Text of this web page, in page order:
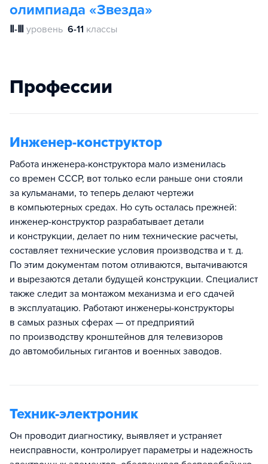
олимпиада «Звезда»
Ⅱ-Ⅲ уровень 6-11 классы
Профессии
Инженер-конструктор
Работа инженера-конструктора мало изменилась
со времен СССР, вот только если раньше они стояли
за кульманами, то теперь делают чертежи
в компьютерных средах. Но суть осталась прежней:
инженер-конструктор разрабатывает детали
и конструкции, делает по ним технические расчеты,
составляет технические условия производства и т. д.
По этим документам потом отливаются, вытачиваются
и вырезаются детали будущей конструкции. Специалист
также следит за монтажом механизма и его сдачей
в эксплуатацию. Работают инженеры-конструкторы
в самых разных сферах — от предприятий
по производству кронштейнов для телевизоров
до автомобильных гигантов и военных заводов.
Техник-электроник
Он проводит диагностику, выявляет и устраняет
неисправности, контролирует параметры и надежность